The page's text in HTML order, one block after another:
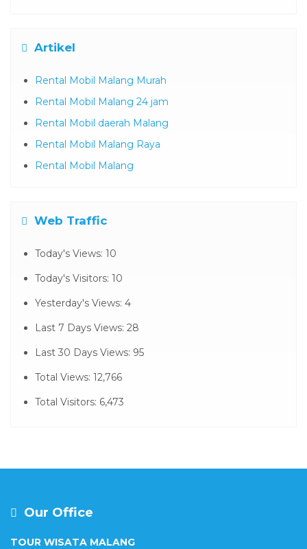
Artikel
Rental Mobil Malang Murah
Rental Mobil Malang 24 jam
Rental Mobil daerah Malang
Rental Mobil Malang Raya
Rental Mobil Malang
Web Traffic
Today's Views: 10
Today's Visitors: 10
Yesterday's Views: 4
Last 7 Days Views: 28
Last 30 Days Views: 95
Total Views: 12,766
Total Visitors: 6,473
Our Office
TOUR WISATA MALANG